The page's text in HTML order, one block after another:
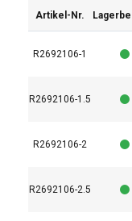
Artikel-Nr.
R2692106-1
R2692106-1.5
R2692106-2
R2692106-2.5